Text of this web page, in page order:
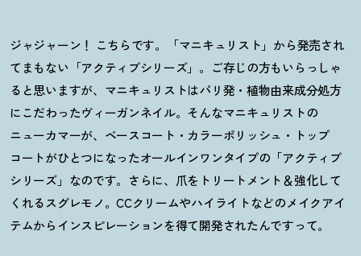
ジャジャーン ！ こちらです。「マニキュリスト」から発売され
てまもない「アクティブシリーズ」。ご存じの方もいらっしゃ
ると思いますが、マニキュリストはパリ発・植物由来成分処方
にこだわったヴィーガンネイル。そんなマニキュリストの
ニューカマーが、ベースコート・カラーポリッシュ・トップ
コートがひとつになったオールインワンタイプの「アクティブ
シリーズ」なのです。さらに、爪をトリートメント＆強化して
くれるスグレモノ。CCクリームやハイライトなどのメイクアイ
テムからインスピレーションを得て開発されたんですって。